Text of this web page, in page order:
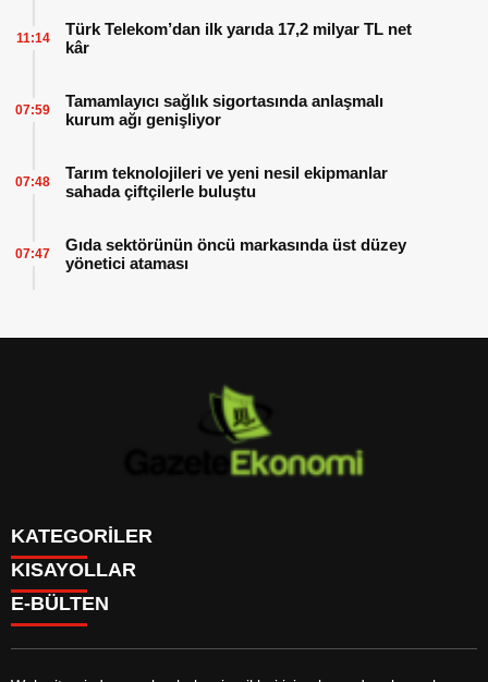
Türk Telekom’dan ilk yarıda 17,2 milyar TL net
kâr
11:14
Tamamlayıcı sağlık sigortasında anlaşmalı
kurum ağı genişliyor
07:59
Tarım teknolojileri ve yeni nesil ekipmanlar
sahada çiftçilerle buluştu
07:48
Gıda sektörünün öncü markasında üst düzey
yönetici ataması
07:47
KATEGORİLER
GÜNDEM
DÜNYA
SİYASET
MAGAZİN
KISAYOLLAR
BURÇLAR
E-BÜLTEN